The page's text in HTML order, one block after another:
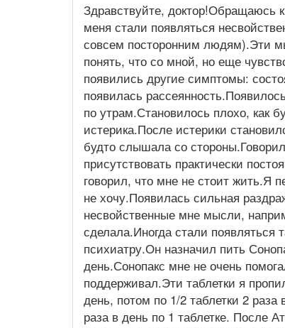
Здравствуйте, доктор!Обращаюсь
меня стали появляться
совсем посторонним людям).Эти
понять, что со мной, но еще
появились другие симптомы:
появилась
по утрам.Становилось плохо, как
истерика.После истерики
будто слышала со
присутствовать практически
говорил, что мне не стоит жить.Я
не хочу.Появилась сильная
несвойственные мне мысли,
сделала.Иногда стали
психиатру.Он назначил пить
день.Сонопакс мне не очень
поддерживал.Эти таблетки я
день, потом по 1/2 таблетки 2
раза в день по 1 таблетке. После